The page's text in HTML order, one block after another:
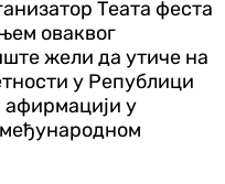
Теата феста
оваквог
жели да утиче на
у Републици
афирмацији у